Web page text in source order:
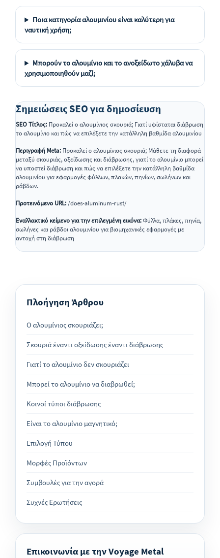
Ποια κατηγορία αλουμινίου είναι καλύτερη για
ναυτική χρήση;
Μπορούν το αλουμίνιο και το ανοξείδωτο χάλυβα να
χρησιμοποιηθούν μαζί;
Σημειώσεις SEO για δημοσίευση
SEO Τίτλος: Προκαλεί ο αλουμίνιος σκουριά; Γιατί υφίσταται διάβρωση
το αλουμίνιο και πώς να επιλέξετε την κατάλληλη βαθμίδα αλουμινίου
Περιγραφή Meta: Προκαλεί ο αλουμίνιος σκουριά; Μάθετε τη διαφορά
μεταξύ σκουριάς, οξείδωσης και διάβρωσης, γιατί το αλουμίνιο μπορεί
να υποστεί διάβρωση και πώς να επιλέξετε την κατάλληλη βαθμίδα
αλουμινίου για εφαρμογές φύλλων, πλακών, πηνίων, σωλήνων και
ράβδων.
Προτεινόμενο URL: /does-aluminum-rust/
Εναλλακτικό κείμενο για την επιλεγμένη εικόνα:Φύλλα, πλάκες, πηνία,
σωλήνες και ράβδοι αλουμινίου για βιομηχανικές εφαρμογές με
αντοχή στη διάβρωση
Πλοήγηση Άρθρου
Ο αλουμίνιος σκουριάζει;
Σκουριά έναντι οξείδωσης έναντι διάβρωσης
Γιατί το αλουμίνιο δεν σκουριάζει
Μπορεί το αλουμίνιο να διαβρωθεί;
Κοινοί τύποι διάβρωσης
Είναι το αλουμίνιο μαγνητικό;
Επιλογή Τύπου
Μορφές Προϊόντων
Συμβουλές για την αγορά
Συχνές Ερωτήσεις
Επικοινωνία με την Voyage Metal